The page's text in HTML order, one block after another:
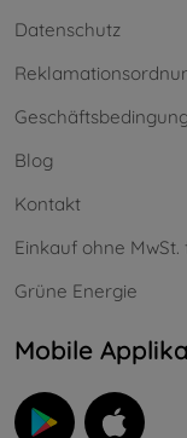
Datenschutz
Blog
Kontakt
Einkauf ohne
Grüne Energie
Mobile